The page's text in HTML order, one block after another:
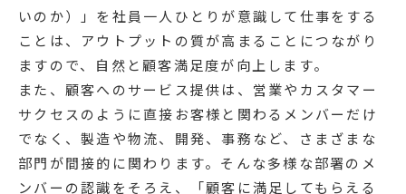
いのか）」を社員一人ひとりが意識して仕事をする
ことは、アウトプットの質が高まることにつながり
ますので、自然と顧客満足度が向上します。
また、顧客へのサービス提供は、営業やカスタマー
サクセスのように直接お客様と関わるメンバーだけ
でなく、製造や物流、開発、事務など、さまざまな
部門が間接的に関わります。そんな多様な部署のメ
ンバーの認識をそろえ、「顧客に満足してもらえる